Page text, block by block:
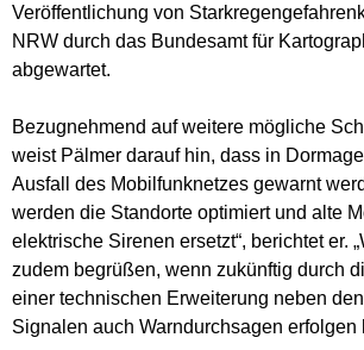
Veröffentlichung von
NRW durch das Bundesamt für
abgewartet.
Bezugnehmend auf weitere mögliche
weist Pälmer darauf hin, dass in
Ausfall des Mobilfunknetzes gewarnt
werden die Standorte optimiert und alte
elektrische Sirenen ersetzt“, berichtet er.
zudem begrüßen, wenn zukünftig durch
einer technischen Erweiterung neben
Signalen auch Warndurchsagen erfolgen